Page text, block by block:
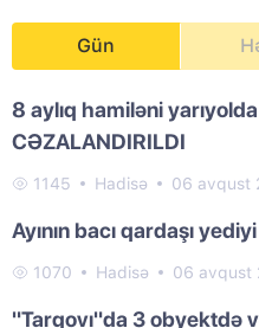
Gün
8 aylıq hamiləni
CƏZALANDIRILDI
1145 Hadisə 06 avqust
Ayının bacı qardaşı
1070 Hadisə 06 avqust
"Tarqovı"da 3 obyektdə